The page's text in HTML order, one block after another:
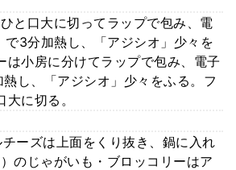
ひと口大に切ってラップで包み、電
3分加熱し、「アジシオ」少々を
は小房に分けてラップで包み、電子
し、「アジシオ」少々をふる。フ
に切る。
チーズは上面をくり抜き、鍋に入れ
のじゃがいも・ブロッコリーはア